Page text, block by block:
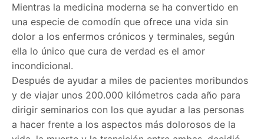
Mientras la medicina moderna se ha convertido en
una especie de comodín que ofrece una vida sin
dolor a los enfermos crónicos y terminales, según
ella lo único que cura de verdad es el amor
incondicional.
Después de ayudar a miles de pacientes moribundos
y de viajar unos 200.000 kilómetros cada año para
dirigir seminarios con los que ayudar a las personas
a hacer frente a los aspectos más dolorosos de la